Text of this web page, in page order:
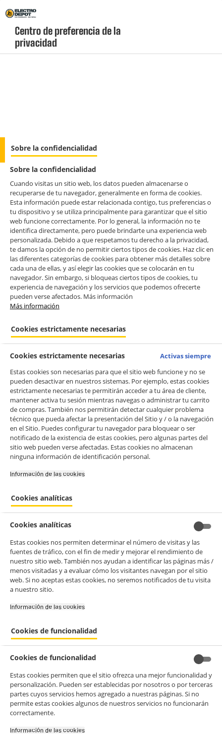
Envio Gratis +99€ y Recogida Gratis en tienda 1h
Menú
login-
Placa Inducción 3 zonas, 7400w, zona grande
30cm, FAGOR 3IF-332AC
product_anchor_characteristics
239
Con el fin de mejorar tu experiencia, y tras tu consentimiento, ELECTRO
DEPOT y sus socios utilizan cookies que procesan tus datos personales
para:
- compartir contenido adaptado a tus preferencias
- facilitar el intercambio de contenido en las redes sociales
- analizar el tráfico en nuestro sitio web Consulta la política de cookies.
Si aceptas, la experiencia será aún mejor. Si no acepta, se utilizarán
cookies estadísticas anónimas basadas en tu navegación. Puedes
¡Buena visita!
Centro de preferencia de la
privacidad
Sobre la confidencialidad
Sobre la confidencialidad
Cuando visitas un sitio web, los datos pueden almacenarse o
recuperarse de tu navegador, generalmente en forma de cookies.
Esta información puede estar relacionada contigo, tus preferencias o
tu dispositivo y se utiliza principalmente para garantizar que el sitio
web funcione correctamente. Por lo general, la información no te
identifica directamente, pero puede brindarte una experiencia web
personalizada. Debido a que respetamos tu derecho a la privacidad,
te damos la opción de no permitir ciertos tipos de cookies. Haz clic en
las diferentes categorías de cookies para obtener más detalles sobre
cada una de ellas, y así elegir las cookies que se colocarán en tu
navegador. Sin embargo, si bloqueas ciertos tipos de cookies, tu
experiencia de navegación y los servicios que podemos ofrecerte
pueden verse afectados. Más información
Más información
Cookies estrictamente necesarias
Cookies estrictamente necesarias
Activas siempre
Estas cookies son necesarias para que el sitio web funcione y no se
pueden desactivar en nuestros sistemas. Por ejemplo, estas cookies
estrictamente necesarias te permitirán acceder a tu área de cliente,
mantener activa tu sesión mientras navegas o administrar tu carrito
de compras. También nos permitirán detectar cualquier problema
técnico que pueda afectar la presentación del Sitio y / o la navegación
en el Sitio. Puedes configurar tu navegador para bloquear o ser
notificado de la existencia de estas cookies, pero algunas partes del
sitio web pueden verse afectadas. Estas cookies no almacenan
ninguna información de identificación personal.
Información de las cookies‎
Cookies analíticas
Cookies analíticas
Estas cookies nos permiten determinar el número de visitas y las
fuentes de tráfico, con el fin de medir y mejorar el rendimiento de
nuestro sitio web. También nos ayudan a identificar las páginas más /
menos visitadas y a evaluar cómo los visitantes navegan por el sitio
web. Si no aceptas estas cookies, no seremos notificados de tu visita
a nuestro sitio.
Información de las cookies‎
Cookies de funcionalidad
Cookies de funcionalidad
Estas cookies permiten que el sitio ofrezca una mejor funcionalidad y
personalización. Pueden ser establecidas por nosotros o por terceras
partes cuyos servicios hemos agregado a nuestras páginas. Si no
permite estas cookies algunos de nuestros servicios no funcionarán
correctamente.
Información de las cookies‎